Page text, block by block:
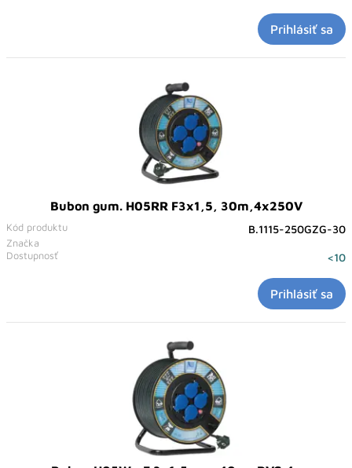
Prihlásiť sa
Bubon gum. H05RR F3x1,5, 30m,4x250V
Značka
Kód produktu B.1115-250GZG-30
Dostupnosť <10
Prihlásiť sa